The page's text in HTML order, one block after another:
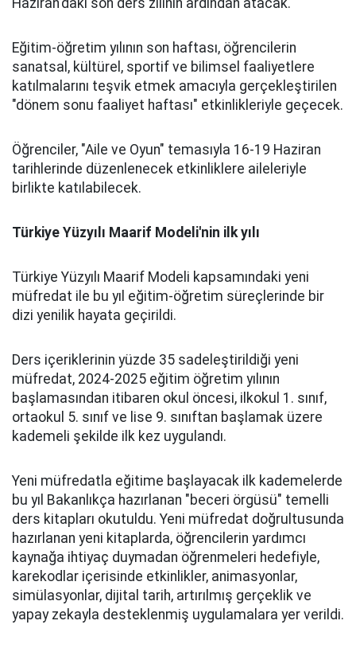
Haziran'daki son ders zilinin ardından atacak.
Eğitim-öğretim yılının son haftası, öğrencilerin
sanatsal, kültürel, sportif ve bilimsel faaliyetlere
katılmalarını teşvik etmek amacıyla gerçekleştirilen
"dönem sonu faaliyet haftası" etkinlikleriyle geçecek.
Öğrenciler, "Aile ve Oyun" temasıyla 16-19 Haziran
tarihlerinde düzenlenecek etkinliklere aileleriyle
birlikte katılabilecek.
Türkiye Yüzyılı Maarif Modeli'nin ilk yılı
Türkiye Yüzyılı Maarif Modeli kapsamındaki yeni
müfredat ile bu yıl eğitim-öğretim süreçlerinde bir
dizi yenilik hayata geçirildi.
Ders içeriklerinin yüzde 35 sadeleştirildiği yeni
müfredat, 2024-2025 eğitim öğretim yılının
başlamasından itibaren okul öncesi, ilkokul 1. sınıf,
ortaokul 5. sınıf ve lise 9. sınıftan başlamak üzere
kademeli şekilde ilk kez uygulandı.
Yeni müfredatla eğitime başlayacak ilk kademelerde
bu yıl Bakanlıkça hazırlanan "beceri örgüsü" temelli
ders kitapları okutuldu. Yeni müfredat doğrultusunda
hazırlanan yeni kitaplarda, öğrencilerin yardımcı
kaynağa ihtiyaç duymadan öğrenmeleri hedefiyle,
karekodlar içerisinde etkinlikler, animasyonlar,
simülasyonlar, dijital tarih, artırılmış gerçeklik ve
yapay zekayla desteklenmiş uygulamalara yer verildi.